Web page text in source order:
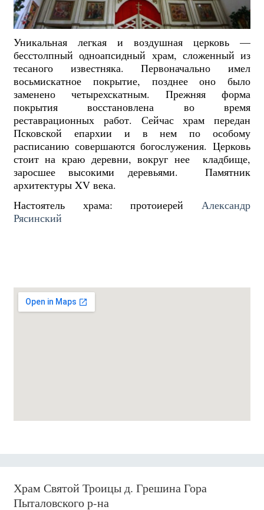
Уникальная легкая и воздушная церковь —
бесстолпный одноапсидный храм, сложенный из
тесаного известняка. Первоначально имел
восьмискатное покрытие, позднее оно было
заменено четырехскатным. Прежняя форма
покрытия восстановлена во время
реставрационных работ. Сейчас храм передан
Псковской епархии и в нем по особому
расписанию совершаются богослужения. Церковь
стоит на краю деревни, вокруг нее кладбище,
заросшее высокими деревьями. Памятник
архитектуры XV века.
Настоятель храма: протоиерей Александр
Рясинский
Храм Святой Троицы д. Грешина Гора
Пыталовского р-на